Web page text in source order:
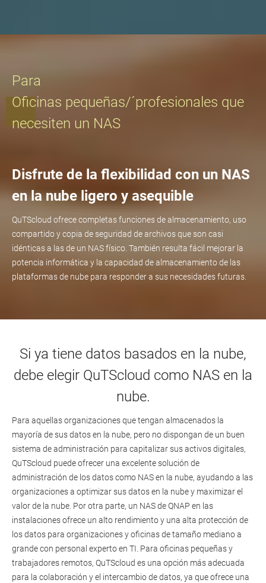
Para
Oficinas pequeñas/´profesionales que
necesiten un NAS
Disfrute de la flexibilidad con un NAS
en la nube ligero y asequible
QuTScloud ofrece completas funciones de almacenamiento, uso
compartido y copia de seguridad de archivos que son casi
idénticas a las de un NAS físico. También resulta fácil mejorar la
potencia informática y la capacidad de almacenamiento de las
plataformas de nube para responder a sus necesidades futuras.
Si ya tiene datos basados en la nube,
debe elegir QuTScloud como NAS en la
nube.
Para aquellas organizaciones que tengan almacenados la
mayoría de sus datos en la nube, pero no dispongan de un buen
sistema de administración para capitalizar sus activos digitales,
QuTScloud puede ofrecer una excelente solución de
administración de los datos como NAS en la nube, ayudando a las
organizaciones a optimizar sus datos en la nube y maximizar el
valor de la nube. Por otra parte, un NAS de QNAP en las
instalaciones ofrece un alto rendimiento y una alta protección de
los datos para organizaciones y oficinas de tamaño mediano a
grande con personal experto en TI. Para oficinas pequeñas y
trabajadores remotos, QuTScloud es una opción más adecuada
para la colaboración y el intercambio de datos, ya que ofrece una